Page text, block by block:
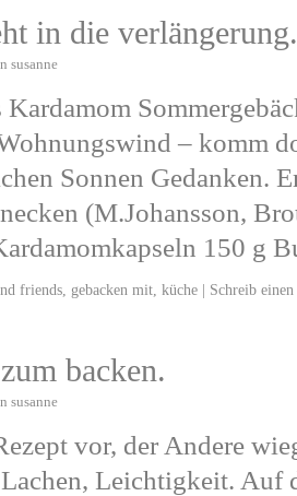
in die verlängerung.
susanne
– komm
Sonnen Gedanken.
(M.Johansson,
150 g
friends gebacken mit küche | Schreib
backen.
susanne
vor, der Andere
Leichtigkeit. Auf